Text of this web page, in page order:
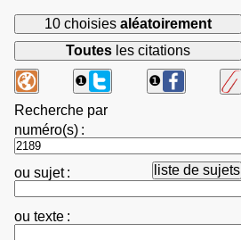
10 choisies aléatoirement
Toutes les citations
❶
❶
Recherche par
numéro(s) :
ou sujet: liste de sujets
ou texte :